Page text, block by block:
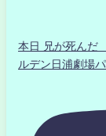
本日 兄が死ん
ルデン日浦劇場